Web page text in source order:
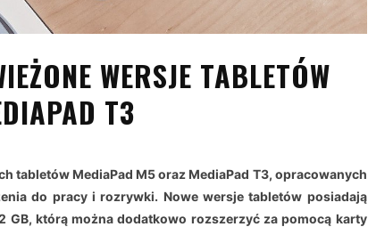
WERSJE TABLETÓW
T3
tabletów MediaPad M5 oraz MediaPad T3, opracowanych
do pracy i rozrywki. Nowe wersje tabletów posiadają
GB, którą można dodatkowo rozszerzyć za pomocą karty